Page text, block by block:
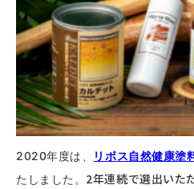
2020年度は、 リボス自然健康塗
たしました。 2年連続で選出いた